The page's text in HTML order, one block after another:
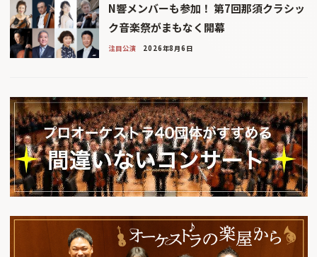
N響メンバーも参加！ 第7回那須クラシッ
ク音楽祭がまもなく開幕
注目公演 2026年8月6日